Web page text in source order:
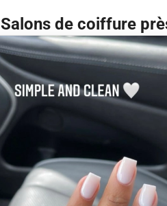
Salons de coiffure